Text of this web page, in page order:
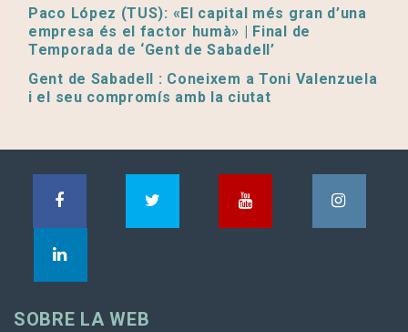
Paco López (TUS): «El capital més gran d’una
empresa és el factor humà» | Final de
Temporada de ‘Gent de Sabadell’
Gent de Sabadell : Coneixem a Toni Valenzuela
i el seu compromís amb la ciutat
SOBRE LA WEB